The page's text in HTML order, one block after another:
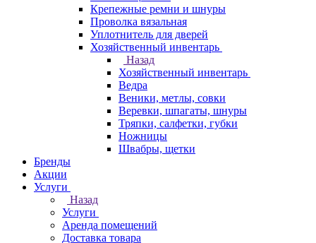
Крепежные ремни и шнуры
Проволка вязальная
Уплотнитель для дверей
Хозяйственный инвентарь
Назад
Хозяйственный инвентарь
Ведра
Веники, метлы, совки
Веревки, шпагаты, шнуры
Тряпки, салфетки, губки
Ножницы
Швабры, щетки
Бренды
Акции
Услуги
Назад
Услуги
Аренда помещений
Доставка товара